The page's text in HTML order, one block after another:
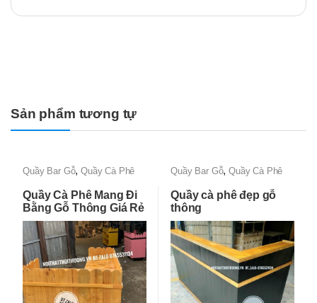
Sản phẩm tương tự
Quầy Bar Gỗ,Quầy Cà Phê
Quầy Cà Phê Mang Đi
Bằng Gỗ Thông Giá Rẻ
Quầy Bar Gỗ,Quầy Cà Phê
Quầy cà phê đẹp gỗ
thông